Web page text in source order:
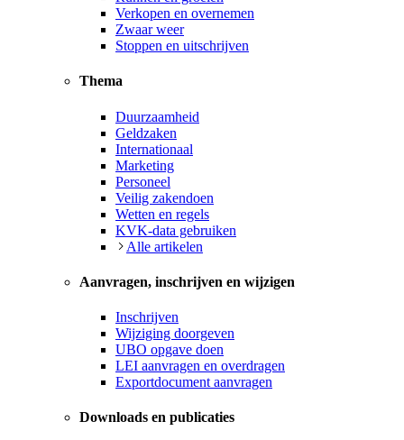
Verkopen en overnemen
Zwaar weer
Stoppen en uitschrijven
Thema
Duurzaamheid
Geldzaken
Internationaal
Marketing
Personeel
Veilig zakendoen
Wetten en regels
KVK-data gebruiken
Alle artikelen
Aanvragen, inschrijven en wijzigen
Inschrijven
Wijziging doorgeven
UBO opgave doen
LEI aanvragen en overdragen
Exportdocument aanvragen
Downloads en publicaties